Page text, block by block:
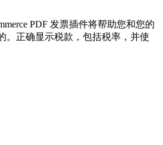
PDF 发票插件将帮助您和您的
。正确显示税款，包括税率，并使